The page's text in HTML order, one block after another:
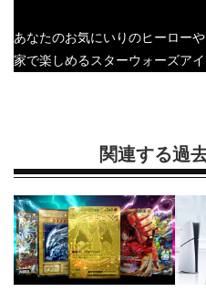
あなたのお気にいりのヒーロー
家で楽しめるスターウォーズア
関連する過